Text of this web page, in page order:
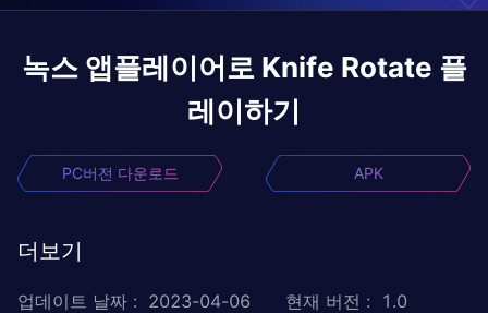
녹스 앱플레이어로 Knife Rotate 플
레이하기
PC버전 다운로드 APK
더보기
업데이트 날짜 : 2023-04-06 현재 버전 : 1.0